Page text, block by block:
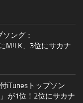
ング：
M!LK、3位にサカナ
iTunesトップソン
が1位！2位にサカナ